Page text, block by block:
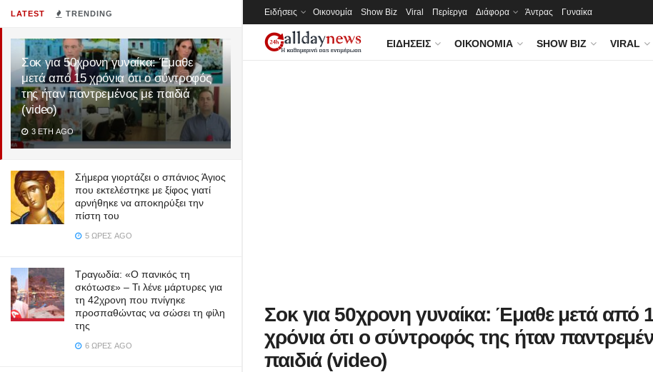
LATEST TRENDING
Σοκ για 50χρονη γυναίκα: Έμαθε
μετά από 15 χρόνια ότι ο σύντροφός
της ήταν παντρεμένος με παιδιά
(video)
3 ΈΤΗ AGO
Σήμερα γιορτάζει ο σπάνιος Άγιος
που εκτελέστηκε με ξίφος γιατί
αρνήθηκε να αποκηρύξει την
πίστη του
5 ΏΡΕΣ AGO
Τραγωδία: «Ο πανικός τη
σκότωσε» – Τι λένε μάρτυρες για
τη 42χρονη που πνίγηκε
προσπαθώντας να σώσει τη φίλη
της
6 ΏΡΕΣ AGO
Ειδήσεις Οικονομία Show Biz Viral Περίεργα Διάφορα Άντρας Γυναίκα
ΕΙΔΉΣΕΙΣ ΟΙΚΟΝΟΜΊΑ SHOW BIZ VIRAL
Σοκ για 50χρονη γυναίκα: Έμαθε μετά από
χρόνια ότι ο σύντροφός της ήταν
παιδιά (video)